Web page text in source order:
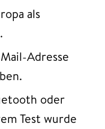
als
Adresse
oder
Test wurde